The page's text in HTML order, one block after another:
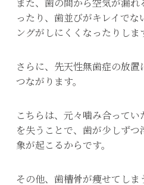
ったり、歯並びがキレイで
ングがしにくくなったりしま
さらに、先天性無歯症の放
つながります。
こちらは、元々噛み合って
を失うことで、歯が少しず
象が起こるからです。
その他、歯槽骨が痩せてしま